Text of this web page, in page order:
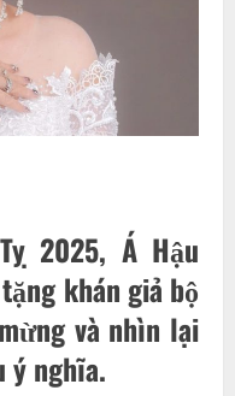
2025, Á Hậu
khán giả bộ
và nhìn lại
ý nghĩa.